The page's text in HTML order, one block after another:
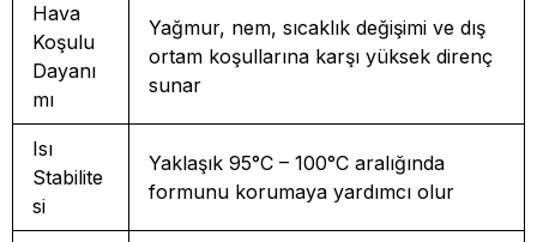
Hava
Koşulu
Dayanı
mı
Yağmur, nem, sıcaklık değişimi ve dış
ortam koşullarına karşı yüksek direnç
sunar
Isı
Stabilite
si
Yaklaşık 95°C – 100°C aralığında
formunu korumaya yardımcı olur